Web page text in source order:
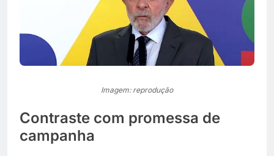
Imagem: reprodução
Contraste com promessa de
campanha